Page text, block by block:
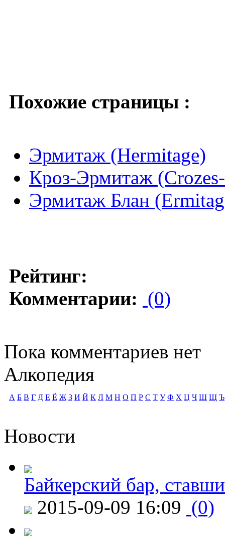
Похожие страницы :
Эрмитаж (Hermitage)
Кроз-Эрмитаж
Эрмитаж Блан
Рейтинг:
Комментарии: (0)
Пока комментариев нет
Алкопедия
А Б В Г Д Е Ё Ж З И Й К Л М Н О П Р С Т У Ф Х Ц Ч Ш Щ Ъ
Новости
Байкерский бар,
2015-09-09 16:09 (0)